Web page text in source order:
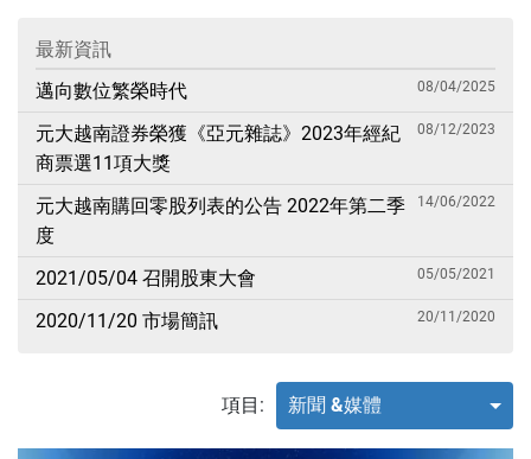
最新資訊
邁向數位繁榮時代
08/04/2025
元大越南證券榮獲《亞元雜誌》2023年經紀
商票選11項大獎
08/12/2023
元大越南購回零股列表的公告 2022年第二季
度
14/06/2022
2021/05/04 召開股東大會 05/05/2021
2020/11/20 市場簡訊 20/11/2020
項目: 新聞 &媒體